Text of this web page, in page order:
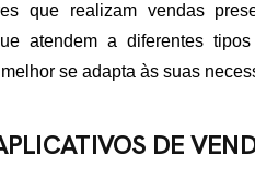
que realizam vendas
atendem a diferentes
se adapta às suas
DE